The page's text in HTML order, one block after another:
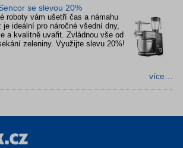
se slevou 20%
roboty vám ušetří čas a námahu
ideální pro náročné všední dny,
a kvalitně uvařit. Zvládnou vše od
zeleniny. Využijte slevu 20%!
více…